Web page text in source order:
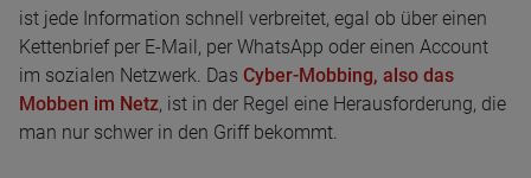
ist jede Information schnell verbreitet, egal ob über einen
Kettenbrief per E-Mail, per WhatsApp oder einen Account
im sozialen Netzwerk. Das Cyber-Mobbing, also das
Mobben im Netz, ist in der Regel eine Herausforderung, die
man nur schwer in den Griff bekommt.